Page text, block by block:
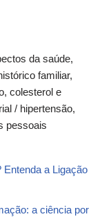
da saúde,
familiar,
colesterol e
/ hipertensão,
pessoais
a Ligação
a ciência por